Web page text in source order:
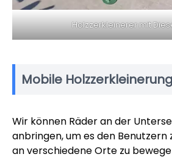
Holzzerkleinerer mit
Mobile
Wir können Räder an der
anbringen, um es den Benutzern
an verschiedene Orte zu